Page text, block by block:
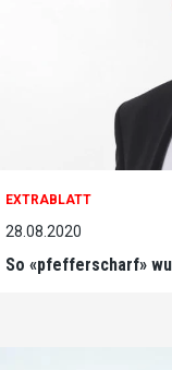
EXTRABLATT
28.08.2020
So «pfefferscharf»